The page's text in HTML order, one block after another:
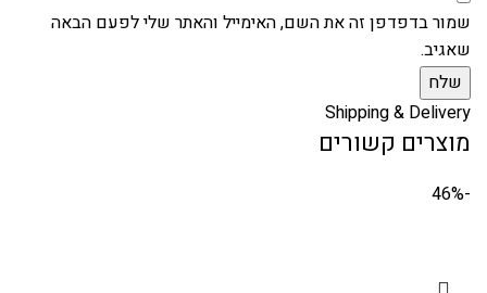
שמור בדפדפן זה את השם, האימייל והאתר שלי לפעם הבאה
שאגיב.
Shipping & Delivery
מוצרים קשורים
-46%